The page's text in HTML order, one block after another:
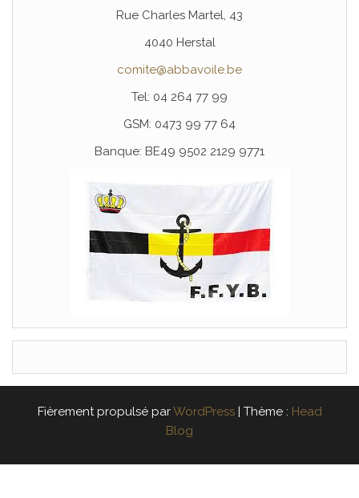
Rue Charles Martel, 43
4040 Herstal
comite@abbavoile.be
Tel: 04 264 77 99
GSM: 0473 99 77 64
Banque: BE49 9502 2129 9771
Fièrement propulsé parWordPress | Thème : Head
Blog